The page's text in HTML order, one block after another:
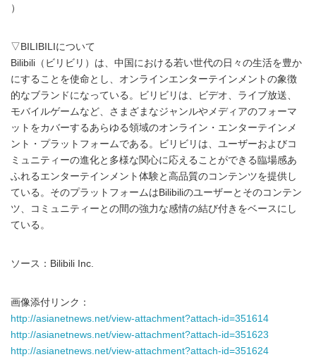
）
▽BILIBILIについて
Bilibili（ビリビリ）は、中国における若い世代の日々の生活を豊か
にすることを使命とし、オンラインエンターテインメントの象徴
的なブランドになっている。ビリビリは、ビデオ、ライブ放送、
モバイルゲームなど、さまざまなジャンルやメディアのフォーマ
ットをカバーするあらゆる領域のオンライン・エンターテインメ
ント・プラットフォームである。ビリビリは、ユーザーおよびコ
ミュニティーの進化と多様な関心に応えることができる臨場感あ
ふれるエンターテインメント体験と高品質のコンテンツを提供し
ている。そのプラットフォームはBilibiliのユーザーとそのコンテン
ツ、コミュニティーとの間の強力な感情の結び付きをベースにし
ている。
ソース：Bilibili Inc.
画像添付リンク：
http://asianetnews.net/view-attachment?attach-id=351614
http://asianetnews.net/view-attachment?attach-id=351623
http://asianetnews.net/view-attachment?attach-id=351624